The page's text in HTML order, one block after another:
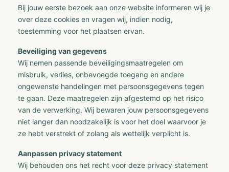
Bij jouw eerste bezoek aan onze website informeren wij je
over deze cookies en vragen wij, indien nodig,
toestemming voor het plaatsen ervan.
Beveiliging van gegevens
Wij nemen passende beveiligingsmaatregelen om
misbruik, verlies, onbevoegde toegang en andere
ongewenste handelingen met persoonsgegevens tegen
te gaan. Deze maatregelen zijn afgestemd op het risico
van de verwerking. Wij bewaren jouw persoonsgegevens
niet langer dan noodzakelijk is voor het doel waarvoor je
ze hebt verstrekt of zolang als wettelijk verplicht is.
Aanpassen privacy statement
Wij behouden ons het recht voor deze privacy statement